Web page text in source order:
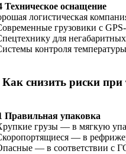
Техническое оснащение
логистическая
грузовики с
для
контроля
Как снизить риски при
Правильная упаковка
грузы — в мягкую
— в
— в соответствии с